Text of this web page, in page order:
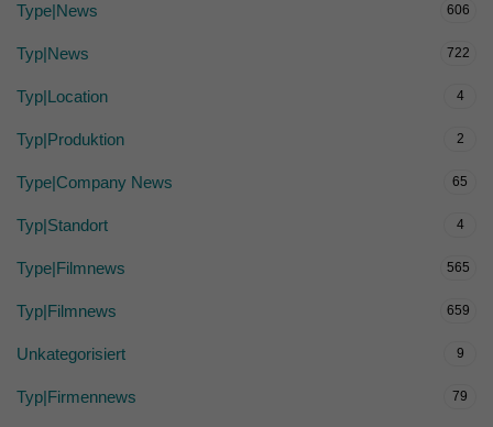
Type|News 606
Typ|News 722
Typ|Location 4
Typ|Produktion 2
Type|Company News 65
Typ|Standort 4
Type|Filmnews 565
Typ|Filmnews 659
Unkategorisiert 9
Typ|Firmennews 79